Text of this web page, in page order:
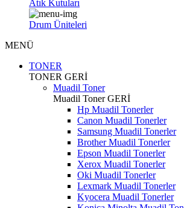
Atık Kutuları
Drum Üniteleri
MENÜ
TONER
TONER GERİ
Muadil Toner
Muadil TonerGERİ
Hp Muadil Tonerler
Canon Muadil Tonerler
Samsung Muadil Tonerler
Brother Muadil Tonerler
Epson Muadil Tonerler
Xerox Muadil Tonerler
Oki Muadil Tonerler
Lexmark Muadil Tonerler
Kyocera Muadil Tonerler